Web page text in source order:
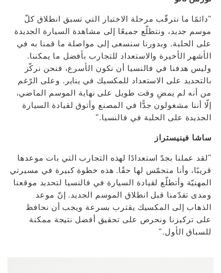
"دائمًا ما نترقّب مرحلة الاختبار التي تسبق انطلاق كلّ
موسم جديد، ونتطلّع جميعًا إلى مشاهدة السيارة الجديدة
على الحلبة. وبدورنا سنسعى إلى مواصلة ما قمنا به في
الأشهر الأخيرة والاستعداد للتجارب بأفضل ما يمكننا.
وليس هدفنا في فالنسيا أن نكون الأسرع، فنحن نركّز
بالتحديد على الاستعداد للمكسيك في يناير. وعلى الرّغم
من أنه لم يمضِ وقت طويل على نهاية الموسم الماضي،
إلّا أننا مشغولون جدًّا في المصنع وأتوق لقيادة السيارة
الجديدة على الحلبة في فالنسيا."
ساشا فينيستراز
"لقد عملنا بجدّ استعدادًا لهذه التجارب التي بات موعدها
قريبًا، وأنا متحمّس لها حقًا. هذه خطوة كبيرة في مسيرتي
المهنيّة وأتطلّع لقيادة السيارة في فالنسيا لتحديد موقعنا
ومدى تقدّمنا قبل انطلاق الموسم الجديد. إنّ موعد
الذهاب إلى المكسيك يقترب بسرعة ويجب أن نحافظ
على تركيزنا ونحرص على تحقيق أفضل نتيجة ممكنة
للسباق الأول."